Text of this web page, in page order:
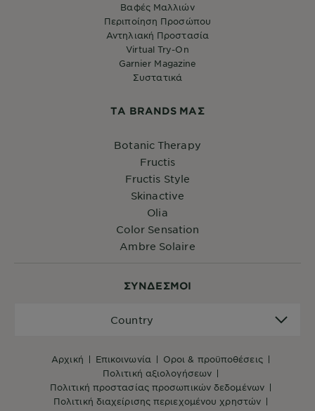
ΣYΝΔΕΣΜΟΙ
αρχική επικοινωνία
όροι & προϋποθέσεις
πολιτική αξιολογήσεων
πολιτική προστασίας προσωπικών δεδομένων
πολιτική διαχείρισης περιεχομένου χρηστών
Country
Βαφές Μαλλιών
Περιποίηση Προσώπου
Αντηλιακή Προστασία
Virtual Try-On
Garnier Magazine
Συστατικά
ΤA BRANDS ΜΑΣ
Botanic Therapy
Fructis
Fructis Style
Skinactive
Olia
Color Sensation
Ambre Solaire